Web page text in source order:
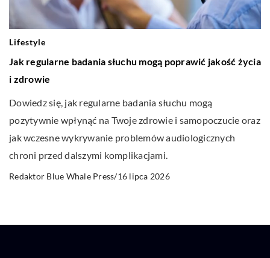
Lifestyle
Jak regularne badania słuchu mogą poprawić jakość życia
i zdrowie
Dowiedz się, jak regularne badania słuchu mogą
pozytywnie wpłynąć na Twoje zdrowie i samopoczucie oraz
jak wczesne wykrywanie problemów audiologicznych
chroni przed dalszymi komplikacjami.
Redaktor Blue Whale Press/16 lipca 2026